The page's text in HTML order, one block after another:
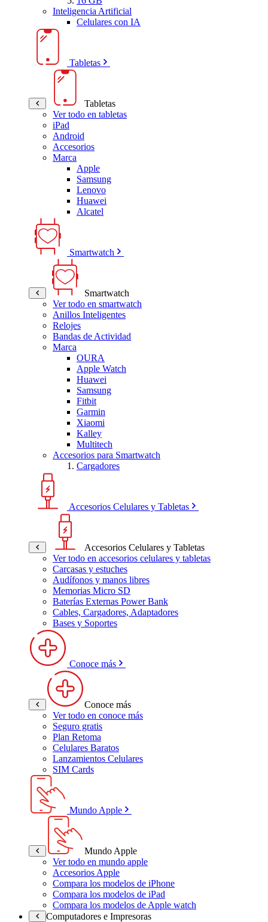
Inteligencia Artificial
Celulares con IA
Tabletas
Tabletas
Ver todo en tabletas
iPad
Android
Accesorios
Marca
Apple
Samsung
Lenovo
Huawei
Alcatel
Smartwatch
Smartwatch
Ver todo en smartwatch
Anillos Inteligentes
Relojes
Bandas de Actividad
Marca
OURA
Apple Watch
Huawei
Samsung
Fitbit
Garmin
Xiaomi
Kalley
Multitech
Accesorios para Smartwatch
Cargadores
Accesorios Celulares y Tabletas
Accesorios Celulares y Tabletas
Ver todo en accesorios celulares y tabletas
Carcasas y estuches
Audífonos y manos libres
Memorias Micro SD
Baterías Externas Power Bank
Cables, Cargadores, Adaptadores
Bases y Soportes
Conoce más
Conoce más
Ver todo en conoce más
Seguro gratis
Plan Retoma
Celulares Baratos
Lanzamientos Celulares
SIM Cards
Mundo Apple
Mundo Apple
Ver todo en mundo apple
Accesorios Apple
Compara los modelos de iPhone
Compara los modelos de iPad
Compara los modelos de Apple watch
Computadores e Impresoras